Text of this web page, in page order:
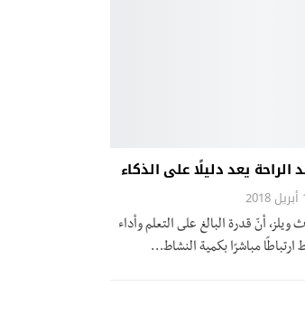
يعد دليلًا على الذكاء
أنّ قدرة البالغ على التعلم وأداء
ارتباطًا مباشرًا بكمية النشاط…